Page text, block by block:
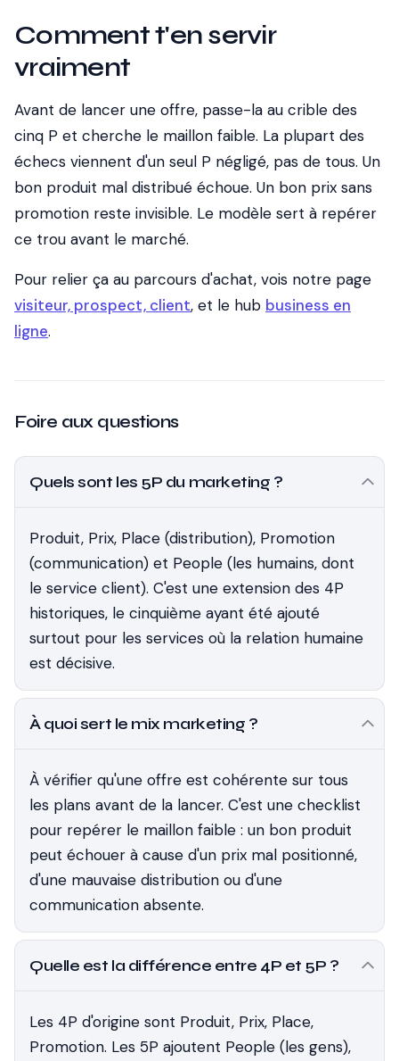
Comment t'en servir
vraiment
Avant de lancer une offre, passe-la au crible des
cinq P et cherche le maillon faible. La plupart des
échecs viennent d'un seul P négligé, pas de tous. Un
bon produit mal distribué échoue. Un bon prix sans
promotion reste invisible. Le modèle sert à repérer
ce trou avant le marché.
Pour relier ça au parcours d'achat, vois notre page
visiteur, prospect, client, et le hub business en
ligne.
Foire aux questions
Quels sont les 5P du marketing ?
Produit, Prix, Place (distribution), Promotion
(communication) et People (les humains, dont
le service client). C'est une extension des 4P
historiques, le cinquième ayant été ajouté
surtout pour les services où la relation humaine
est décisive.
À quoi sert le mix marketing ?
À vérifier qu'une offre est cohérente sur tous
les plans avant de la lancer. C'est une checklist
pour repérer le maillon faible : un bon produit
peut échouer à cause d'un prix mal positionné,
d'une mauvaise distribution ou d'une
communication absente.
Quelle est la différence entre 4P et 5P ?
Les 4P d'origine sont Produit, Prix, Place,
Promotion. Les 5P ajoutent People (les gens),